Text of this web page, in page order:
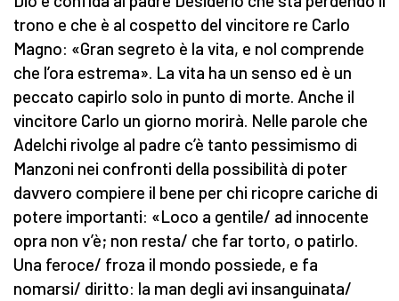
trono e che è al cospetto del vincitore re Carlo
Magno: «Gran segreto è la vita, e nol comprende
che l’ora estrema». La vita ha un senso ed è un
peccato capirlo solo in punto di morte. Anche il
vincitore Carlo un giorno morirà. Nelle parole che
Adelchi rivolge al padre c’è tanto pessimismo di
Manzoni nei confronti della possibilità di poter
davvero compiere il bene per chi ricopre cariche di
potere importanti: «Loco a gentile/ ad innocente
opra non v’è; non resta/ che far torto, o patirlo.
Una feroce/ froza il mondo possiede, e fa
nomarsi/ diritto: la man degli avi insanguinata/